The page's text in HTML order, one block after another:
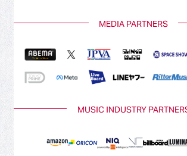
MEDIA PARTNERS
MUSIC INDUSTRY